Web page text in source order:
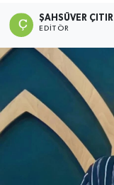
ŞAHSÜVER ÇITIR
EDITÖR